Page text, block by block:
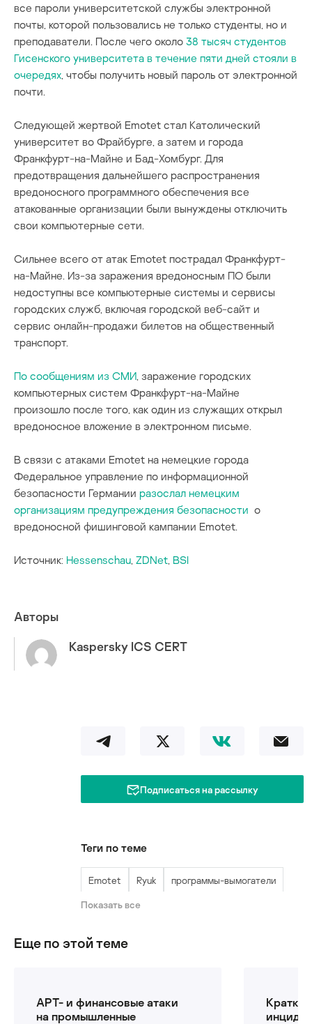
все пароли университетской службы электронной
почты, которой пользовались не только студенты, но и
преподаватели. После чего около 38 тысяч студентов
Гисенского университета в течение пяти дней стояли в
очередях, чтобы получить новый пароль от электронной
почти.
Следующей жертвой Emotet стал Католический
университет во Фрайбурге, а затем и города
Франкфурт-на-Майне и Бад-Хомбург. Для
предотвращения дальнейшего распространения
вредоносного программного обеспечения все
атакованные организации были вынуждены отключить
свои компьютерные сети.
Сильнее всего от атак Emotet пострадал Франкфурт-
на-Майне. Из-за заражения вредоносным ПО были
недоступны все компьютерные системы и сервисы
городских служб, включая городской веб-сайт и
сервис онлайн-продажи билетов на общественный
транспорт.
По сообщениям из СМИ, заражение городских
компьютерных систем Франкфурт-на-Майне
произошло после того, как один из служащих открыл
вредоносное вложение в электронном письме.
В связи с атаками Emotet на немецкие города
Федеральное управление по информационной
безопасности Германии разослал немецким
организациям предупреждения безопасности о
вредоносной фишинговой кампании Emotet.
Источник: Hessenschau, ZDNet, BSI
Авторы
Kaspersky ICS CERT
Подписаться на рассылку
Теги по теме
Emotet Ryuk программы-вымогатели
фишинг
Показать все
Еще по этой теме
APT- и финансовые атаки
на промышленные